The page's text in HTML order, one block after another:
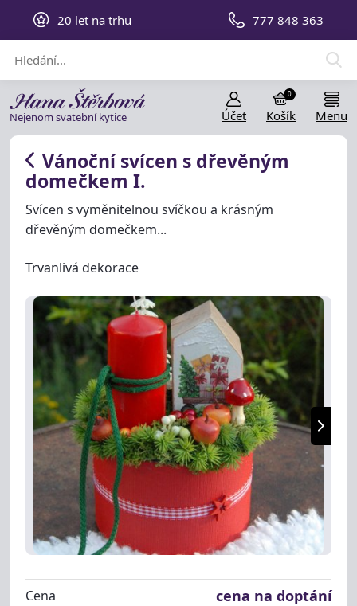
20 let na trhu 777 848 363
Nejenom svatební kytice Účet Košík
0
Menu
Vánoční svícen s dřevěným
domečkem I.
Svícen s vyměnitelnou svíčkou a krásným
dřevěným domečkem...
Trvanlivá dekorace
Cena cena na doptání